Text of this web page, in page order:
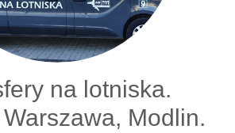
na lotniska.
Modlin.